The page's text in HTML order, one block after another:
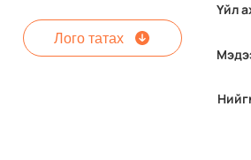
Лого татах
Үйл